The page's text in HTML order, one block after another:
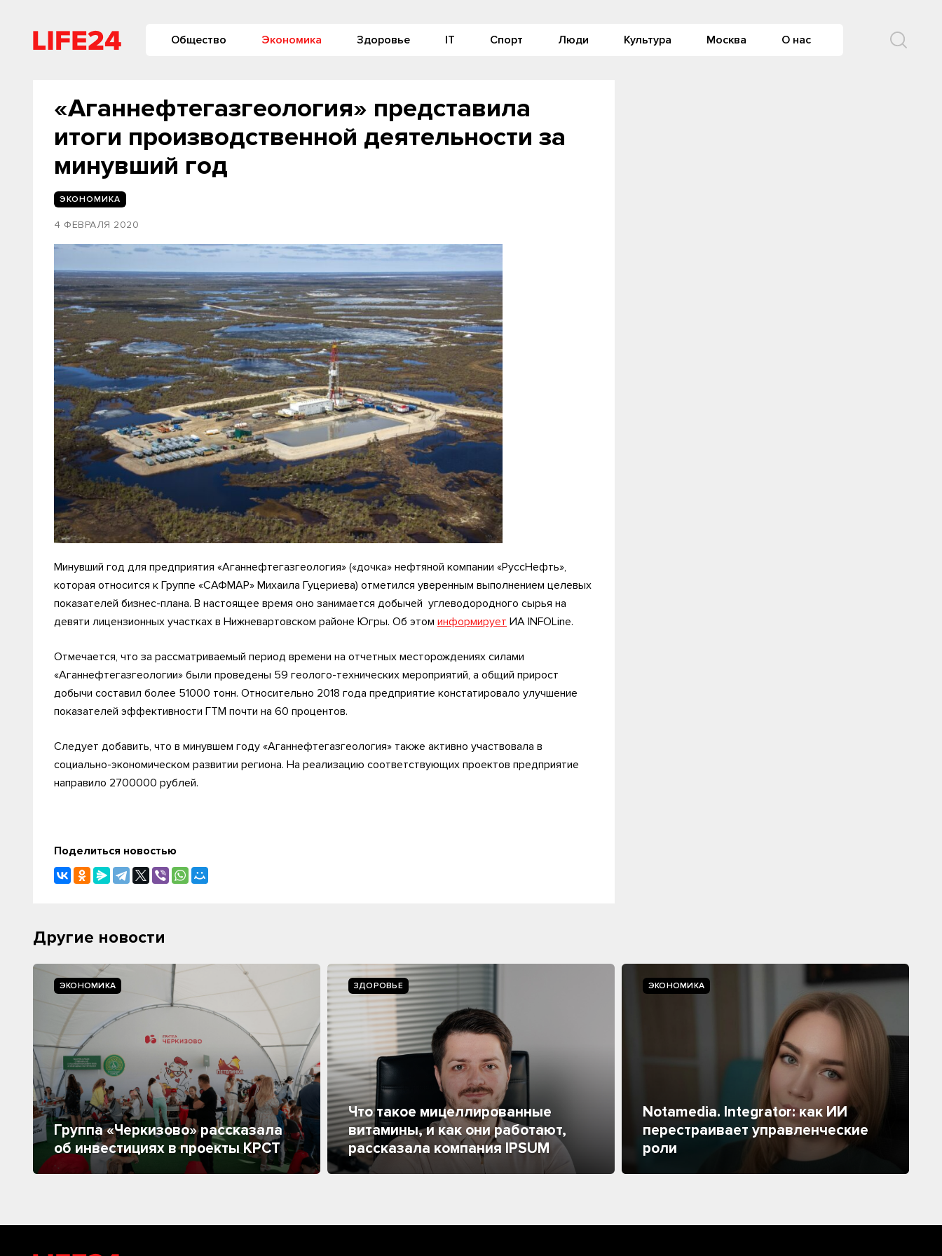
Общество Экономика Здоровье IT Спорт Люди Культура Москва О нас
«Аганнефтегазгеология» представила
итоги производственной деятельности за
минувший год
ЭКОНОМИКА
4 ФЕВРАЛЯ 2020
Минувший год для предприятия «Аганнефтегазгеология» («дочка» нефтяной компании «РуссНефть»,
которая относится к Группе «САФМАР» Михаила Гуцериева) отметился уверенным выполнением целевых
показателей бизнес-плана. В настоящее время оно занимается добычей углеводородного сырья на
девяти лицензионных участках в Нижневартовском районе Югры. Об этом информирует ИА INFOLine.
Отмечается, что за рассматриваемый период времени на отчетных месторождениях силами
«Аганнефтегазгеологии» были проведены 59 геолого-технических мероприятий, а общий прирост
добычи составил более 51000 тонн. Относительно 2018 года предприятие констатировало улучшение
показателей эффективности ГТМ почти на 60 процентов.
Следует добавить, что в минувшем году «Аганнефтегазгеология» также активно участвовала в
социально-экономическом развитии региона. На реализацию соответствующих проектов предприятие
направило 2700000 рублей.
Поделиться новостью
Другие новости
ЭКОНОМИКА
Группа «Черкизово» рассказала
об инвестициях в проекты КРСТ
ЗДОРОВЬЕ
Что такое мицеллированные
витамины, и как они работают,
рассказала компания IPSUM
ЭКОНОМИКА
Notamedia. Integrator: как ИИ
перестраивает управленческие
роли